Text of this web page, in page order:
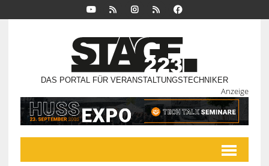
DAS PORTAL FÜR VERANSTALTUNGSTECHNIKER
Anzeige